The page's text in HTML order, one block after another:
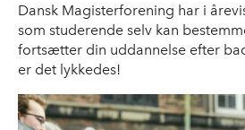
Dansk Magisterforening har i
som studerende selv kan
fortsætter din uddannelse efter
er det lykkedes!